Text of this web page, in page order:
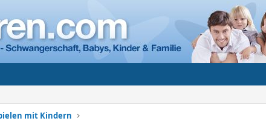
mit Kindern